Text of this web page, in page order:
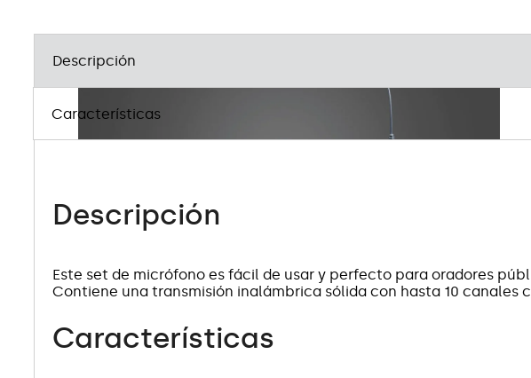
Descripción
Características
Descripción
Este set de micrófono es fácil de usar y perfecto para oradores
Contiene una transmisión inalámbrica sólida con hasta 10 canales
Características